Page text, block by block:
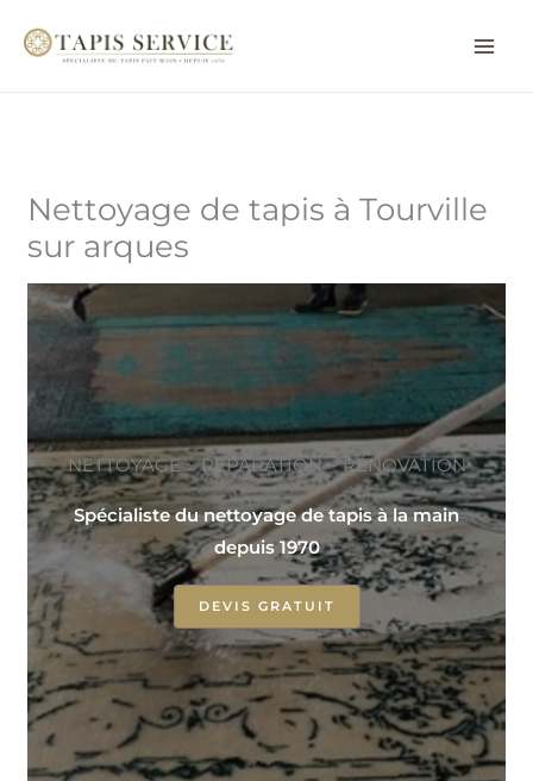
Nettoyage de tapis à Tourville
sur arques
NETTOYAGE ~ RÉPARATION ~ RÉNOVATION
Spécialiste du nettoyage de tapis à la main
depuis 1970
DEVIS GRATUIT